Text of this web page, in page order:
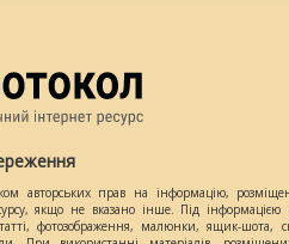
авторських прав на інформацію,
якщо не вказано інше. Під інформацією
фотозображення, малюнки, ящик-шота,